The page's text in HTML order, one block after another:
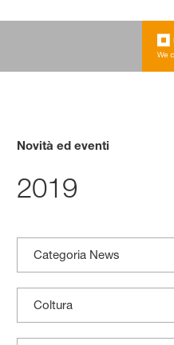
Novità ed eventi
2019
Categoria News
Coltura